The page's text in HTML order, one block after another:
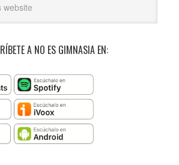
A NO ES GIMNASIA EN: